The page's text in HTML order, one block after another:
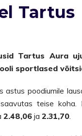
Tartus
Tartus Aura
sportlased
astus poodiumile
saavutas teise koha.
2.48,06 ja2.31,70